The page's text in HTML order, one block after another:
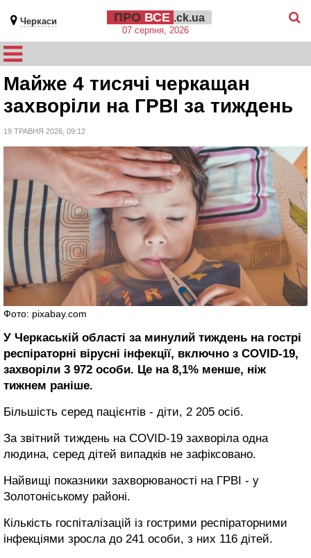
Черкаси ПРО ВСЕ .ck.ua
07 серпня, 2026
Майже 4 тисячі черкащан
захворіли на ГРВІ за тиждень
19 ТРАВНЯ 2026, 09:12
Фото: pixabay.com
У Черкаській області за минулий тиждень на гострі
респіраторні вірусні інфекції, включно з COVID-19,
захворіли 3 972 особи. Це на 8,1% менше, ніж
тижнем раніше.
Більшість серед пацієнтів - діти, 2 205 осіб.
За звітний тиждень на COVID-19 захворіла одна
людина, серед дітей випадків не зафіксовано.
Найвищі показники захворюваності на ГРВІ - у
Золотоніському районі.
Кількість госпіталізацій із гострими респіраторними
інфекціями зросла до 241 особи, з них 116 дітей.